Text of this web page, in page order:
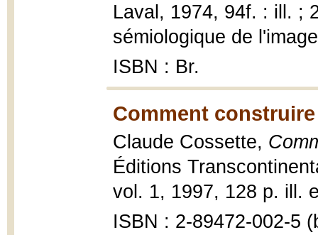
Laval, 1974, 94f. : ill. ;
sémiologique de
ISBN : Br.
Comment
Claude Cossette,
Éditions
vol. 1, 1997, 128 p. ill.
ISBN : 2-89472-002-5